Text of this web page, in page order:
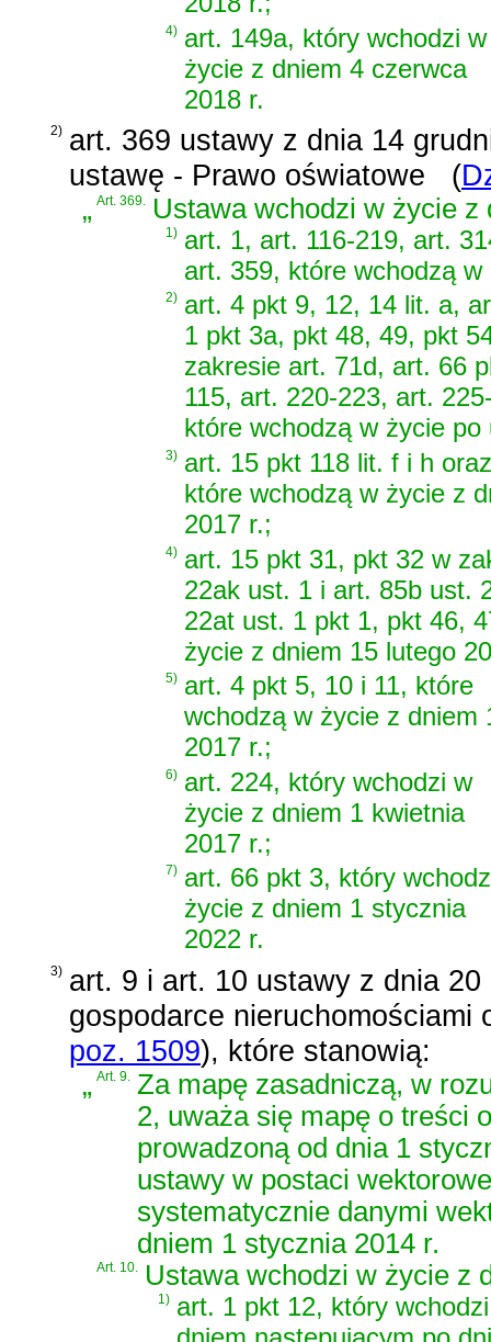
4) art. 149a, który wchodzi w
życie z dniem 4 czerwca
2018 r.
2) art. 369 ustawy z dnia 14
ustawę - Prawo oświatowe
(
„Art. 369. Ustawa wchodzi w życie
1) art. 1, art. 116-219, art.
art. 359, które wchodzą w
2) art. 4 pkt 9, 12, 14 lit. a,
1 pkt 3a, pkt 48, 49, pkt
zakresie art. 71d, art. 66
115, art. 220-223, art.
które wchodzą w życie po
3) art. 15 pkt 118 lit. f i h
które wchodzą w życie z
2017 r.;
4) art. 15 pkt 31, pkt 32 w
22ak ust. 1 i art. 85b ust.
22at ust. 1 pkt 1, pkt 46,
życie z dniem 15 lutego
5) art. 4 pkt 5, 10 i 11, które
wchodzą w życie z dniem
2017 r.;
6) art. 224, który wchodzi w
życie z dniem 1 kwietnia
2017 r.;
7) art. 66 pkt 3, który
życie z dniem 1 stycznia
2022 r.
3) art. 9 i art. 10 ustawy z dnia
gospodarce
poz. 1509), które stanowią:
„Art. 9.
Za mapę zasadniczą, w
2, uważa się mapę o treści
prowadzoną od dnia 1
ustawy w postaci
systematycznie danymi
dniem 1 stycznia 2014 r.
Art. 10. Ustawa wchodzi w życie z
1) art. 1 pkt 12, który